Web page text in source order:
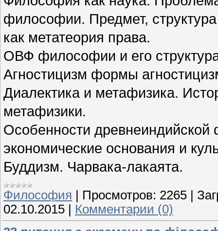
философии. Предмет,
как метатеория права.
ОВФ философии и его
Агностицизм формы
Диалектика и метафизика.
метафизики.
Особенности
экономические основания и
Буддизм. Чарвака-лакаята.
Философия | Просмотров: 2265 |
02.10.2015 | Комментарии (0)